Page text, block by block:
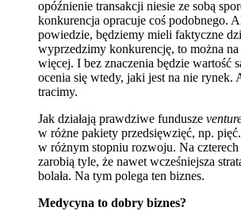
opóźnienie transakcji niesie ze sobą
konkurencja opracuje coś podobnego.
powiedzie, będziemy mieli faktyczne
wyprzedzimy konkurencję, to można
więcej. I bez znaczenia będzie wartość
ocenia się wtedy, jaki jest na nie rynek.
tracimy.
Jak działają prawdziwe fundusze
w różne pakiety przedsięwzięć, np.
w różnym stopniu rozwoju. Na czterech
zarobią tyle, że nawet wcześniejsza
bolała. Na tym polega ten biznes.
Medycyna to dobry biznes?